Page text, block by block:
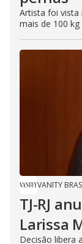
Artista foi vista
mais de 100
VANITY
TJ-RJ
Larissa
Decisão libera